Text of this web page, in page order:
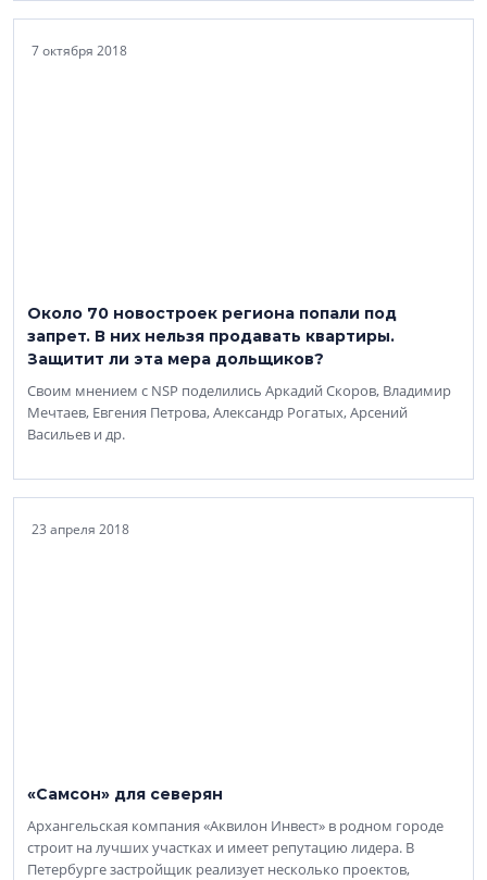
7 октября 2018
Около 70 новостроек региона попали под
запрет. В них нельзя продавать квартиры.
Защитит ли эта мера дольщиков?
Своим мнением с NSP поделились Аркадий Скоров, Владимир
Мечтаев, Евгения Петрова, Александр Рогатых, Арсений
Васильев и др.
23 апреля 2018
«Самсон» для северян
Архангельская компания «Аквилон Инвест» в родном городе
строит на лучших участках и имеет репутацию лидера. В
Петербурге застройщик реализует несколько проектов,